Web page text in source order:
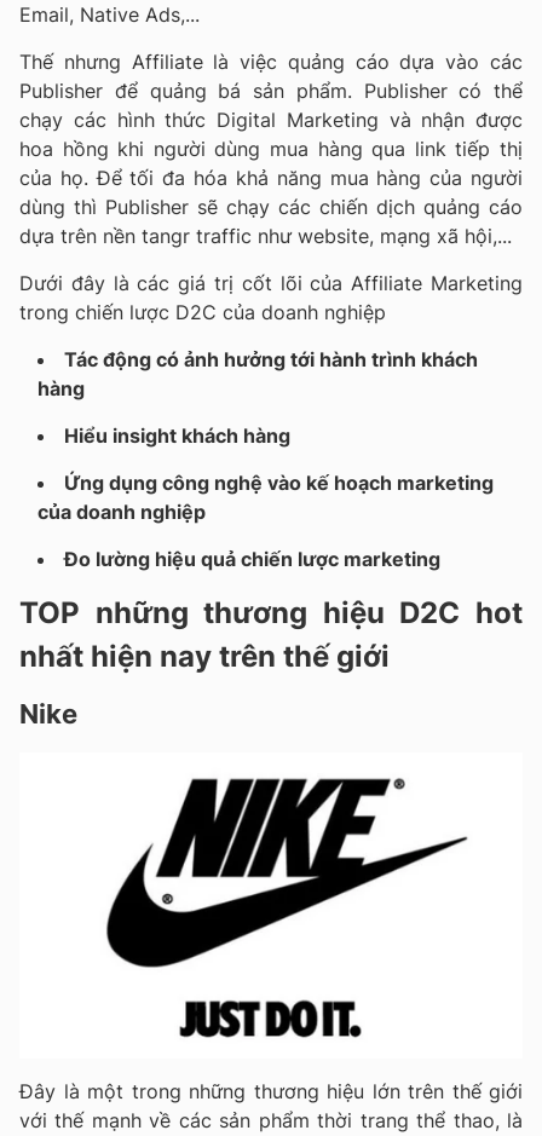
Email, Native Ads,...
Thế nhưng Affiliate là việc quảng cáo dựa vào các
Publisher để quảng bá sản phẩm. Publisher có thể
chạy các hình thức Digital Marketing và nhận được
hoa hồng khi người dùng mua hàng qua link tiếp thị
của họ. Để tối đa hóa khả năng mua hàng của người
dùng thì Publisher sẽ chạy các chiến dịch quảng cáo
dựa trên nền tangr traffic như website, mạng xã hội,...
Dưới đây là các giá trị cốt lõi của Affiliate Marketing
trong chiến lược D2C của doanh nghiệp
Tác động có ảnh hưởng tới hành trình khách
hàng
Hiểu insight khách hàng
Ứng dụng công nghệ vào kế hoạch marketing
của doanh nghiệp
Đo lường hiệu quả chiến lược marketing
TOP những thương hiệu D2C hot
nhất hiện nay trên thế giới
Nike
Đây là một trong những thương hiệu lớn trên thế giới
với thế mạnh về các sản phẩm thời trang thể thao, là